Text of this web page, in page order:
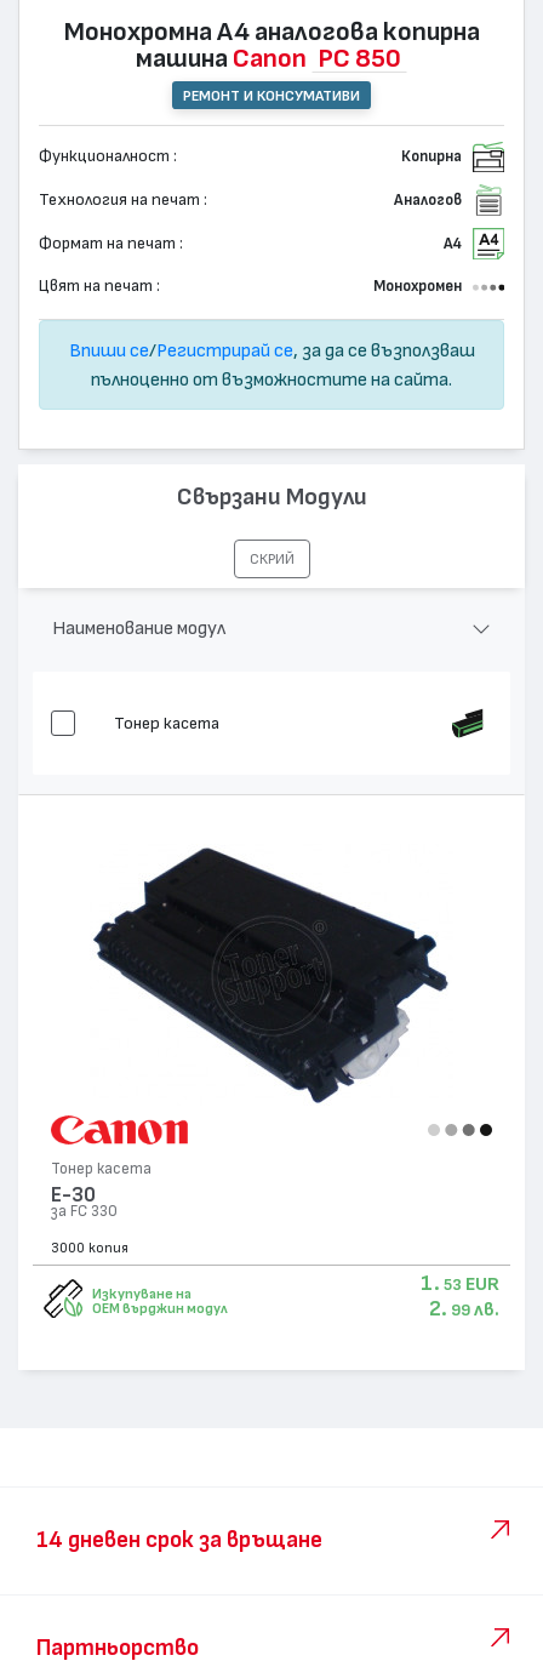
Монохромна А4 аналогова копирна
машина Canon PC 850
РЕМОНТ И КОНСУМАТИВИ
Функционалност : Копирна
Технология на печат : Аналогов
Формат на печат : А4
Цвят на печат : Монохромен
Впиши се/Регистрирай се, за да се възползваш
пълноценно от възможностите на сайта.
Свързани Модули
СКРИЙ
Наименование модул
Тонер касета
Тонер касета
E-30
за FC 330
3000 копия
Изкупуване на
OEM върджин модул
1. 53 EUR
2. 99 лв.
14 дневен срок за връщане
Партньорство